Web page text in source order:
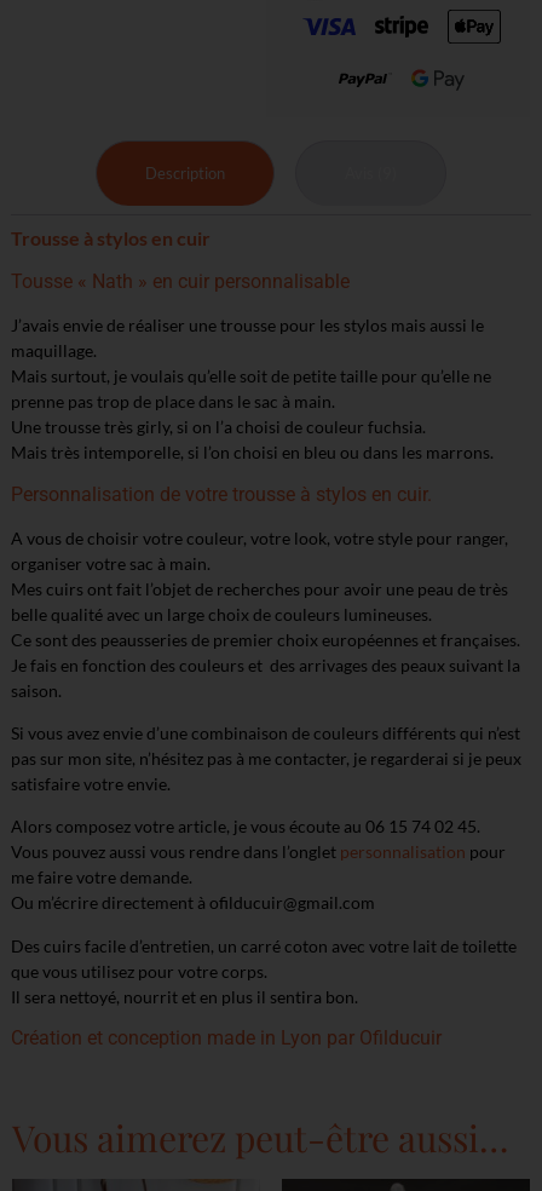
Description
Trousse à stylos en cuir
Tousse « Nath » en cuir personnalisable
J’avais envie de réaliser une trousse pour les stylos mais aussi le
maquillage.
Mais surtout, je voulais qu’elle soit de petite taille pour qu’elle ne
prenne pas trop de place dans le sac à main.
Une trousse très girly, si on l’a choisi de couleur fuchsia.
Mais très intemporelle, si l’on choisi en bleu ou dans les marrons.
Personnalisation de votre trousse à stylos en cuir.
A vous de choisir votre couleur, votre look, votre style pour ranger,
organiser votre sac à main.
Mes cuirs ont fait l’objet de recherches pour avoir une peau de très
belle qualité avec un large choix de couleurs lumineuses.
Ce sont des peausseries de premier choix européennes et françaises.
Je fais en fonction des couleurs et des arrivages des peaux suivant la
saison.
Si vous avez envie d’une combinaison de couleurs différents qui n’est
pas sur mon site, n’hésitez pas à me contacter, je regarderai si je peux
satisfaire votre envie.
Alors composez votre article, je vous écoute au 06 15 74 02 45.
Vous pouvez aussi vous rendre dans l’ongletpersonnalisation pour
me faire votre demande.
Ou m’écrire directement à ofilducuir@gmail.com
Des cuirs facile d’entretien, un carré coton avec votre lait de toilette
que vous utilisez pour votre corps.
Il sera nettoyé, nourrit et en plus il sentira bon.
Création et conception made in Lyon par Ofilducuir
Vous aimerez peut-être aussi…